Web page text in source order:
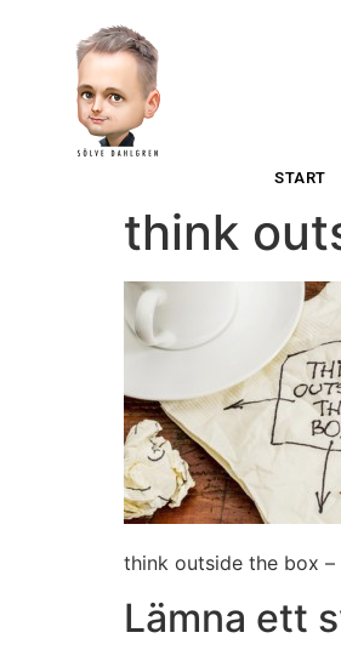
START
think
think outside the box
Lämna ett